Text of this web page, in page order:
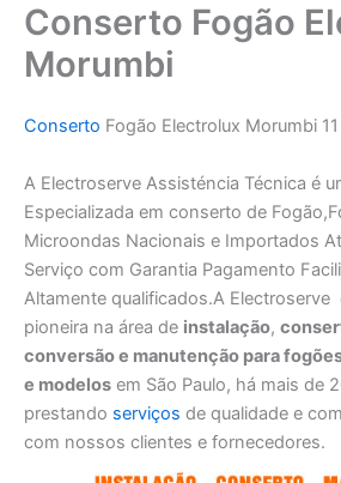
Conserto Fogão
Morumbi
Conserto Fogão Electrolux Morumbi
A Electroserve Assisténcia Técnica é
Especializada em conserto de
Microondas Nacionais e Importados
Serviço com Garantia Pagamento
Altamente qualificados.A Electroserve
pioneira na área de instalação,
conversão e manutenção para
e modelos em São Paulo, há mais de
prestando serviços de qualidade e
com nossos clientes e fornecedores.